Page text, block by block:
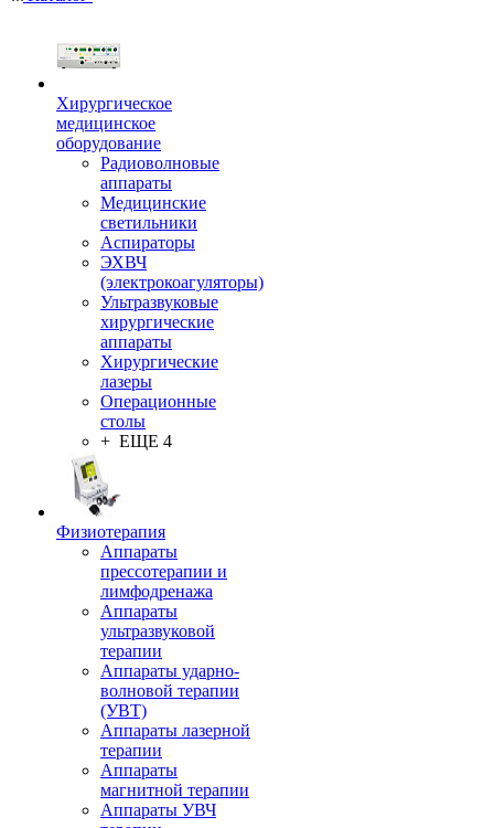
Хирургическое
медицинское
оборудование
Радиоволновые
аппараты
Медицинские
светильники
Аспираторы
ЭХВЧ
(электрокоагуляторы)
Ультразвуковые
хирургические
аппараты
Хирургические
лазеры
Операционные
столы
+ ЕЩЕ 4
Физиотерапия
Аппараты
прессотерапии и
лимфодренажа
Аппараты
ультразвуковой
терапии
Аппараты ударно-
волновой терапии
(УВТ)
Аппараты лазерной
терапии
Аппараты
магнитной терапии
Аппараты УВЧ